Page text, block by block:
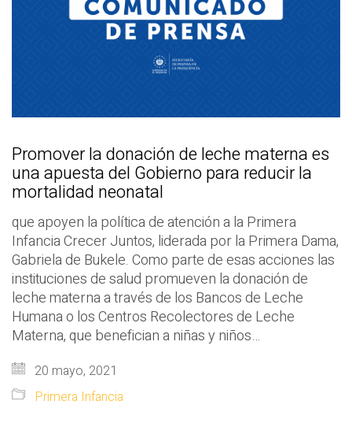
Promover la donación de leche materna es
una apuesta del Gobierno para reducir la
mortalidad neonatal
que apoyen la política de atención a la Primera
Infancia Crecer Juntos, liderada por la Primera Dama,
Gabriela de Bukele. Como parte de esas acciones las
instituciones de salud promueven la donación de
leche materna a través de los Bancos de Leche
Humana o los Centros Recolectores de Leche
Materna, que benefician a niñas y niños…
20 mayo, 2021
Primera Infancia